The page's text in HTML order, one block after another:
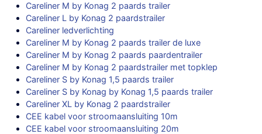
Careliner M by Konag 2 paards trailer
Careliner L by Konag 2 paardstrailer
Careliner ledverlichting
Careliner M by Konag 2 paards trailer de luxe
Careliner M by Konag 2 paards paardentrailer
Careliner M by Konag 2 paardstrailer met topklep
Careliner S by Konag 1,5 paards trailer
Careliner S by Konag by Konag 1,5 paards trailer
Careliner XL by Konag 2 paardstrailer
CEE kabel voor stroomaansluiting 10m
CEE kabel voor stroomaansluiting 20m